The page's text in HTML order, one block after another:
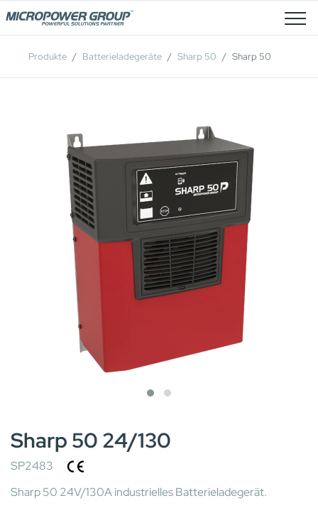
Stellenangebote
Produkte Batterieladegeräte Sharp 50 Sharp 50
Sharp 50 24/130
SP2483
Sharp 50 24V/130A industrielles Batterieladegerät.